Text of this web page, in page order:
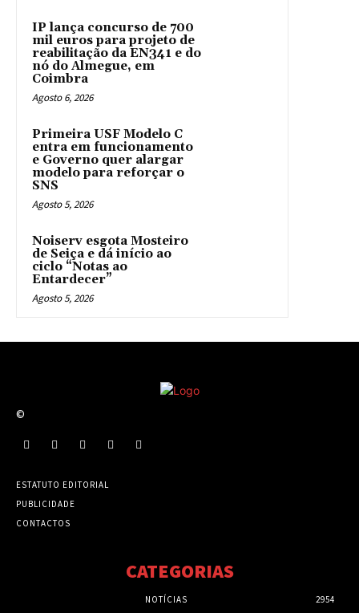
IP lança concurso de 700
mil euros para projeto de
reabilitação da EN341 e do
nó do Almegue, em
Coimbra
Agosto 6, 2026
Primeira USF Modelo C
entra em funcionamento
e Governo quer alargar
modelo para reforçar o
SNS
Agosto 5, 2026
Noiserv esgota Mosteiro
de Seiça e dá início ao
ciclo “Notas ao
Entardecer”
Agosto 5, 2026
©
ESTATUTO EDITORIAL
PUBLICIDADE
CONTACTOS
CATEGORIAS
NOTÍCIAS 2954